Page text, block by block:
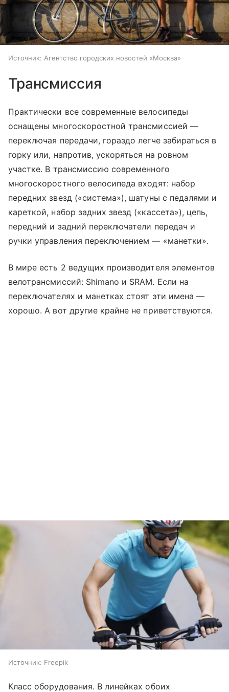
Источник: Агентство городских новостей «Москва»
Трансмиссия
Практически все современные велосипеды
оснащены многоскоростной трансмиссией —
переключая передачи, гораздо легче забираться в
горку или, напротив, ускоряться на ровном
участке. В трансмиссию современного
многоскоростного велосипеда входят: набор
передних звезд («система»), шатуны с педалями и
кареткой, набор задних звезд («кассета»), цепь,
передний и задний переключатели передач и
ручки управления переключением — «манетки».
В мире есть 2 ведущих производителя элементов
велотрансмиссий: Shimano и SRAM. Если на
переключателях и манетках стоят эти имена —
хорошо. А вот другие крайне не приветствуются.
Источник: Freepik
Класс оборудования. В линейках обоих